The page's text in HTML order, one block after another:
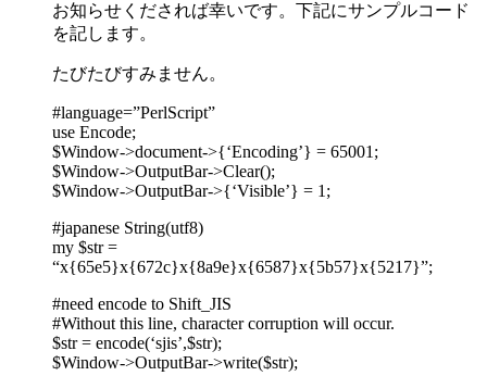
お知らせくだされば幸いです。下記にサンプルコード
を記します。
たびたびすみません。
#language=”PerlScript”
use Encode;
$Window->document->{‘Encoding’} = 65001;
$Window->OutputBar->Clear();
$Window->OutputBar->{‘Visible’} = 1;
#japanese String(utf8)
my $str =
“x{65e5}x{672c}x{8a9e}x{6587}x{5b57}x{5217}”;
#need encode to Shift_JIS
#Without this line, character corruption will occur.
$str = encode(‘sjis’,$str);
$Window->OutputBar->write($str);